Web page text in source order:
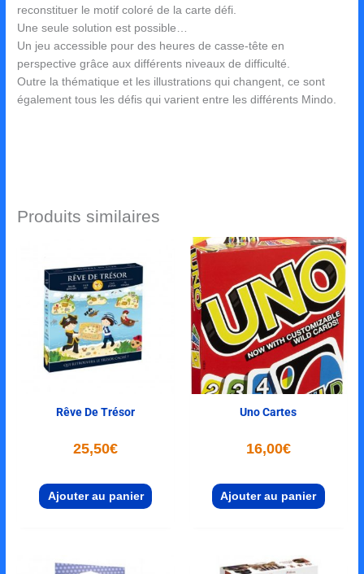
reconstituer le motif coloré de la carte défi.
Une seule solution est possible…
Un jeu accessible pour des heures de casse-tête en
perspective grâce aux différents niveaux de difficulté.
Outre la thématique et les illustrations qui changent, ce sont
également tous les défis qui varient entre les différents Mindo.
Produits similaires
Rêve De Trésor
25,50€
Ajouter au panier
Uno Cartes
16,00€
Ajouter au panier